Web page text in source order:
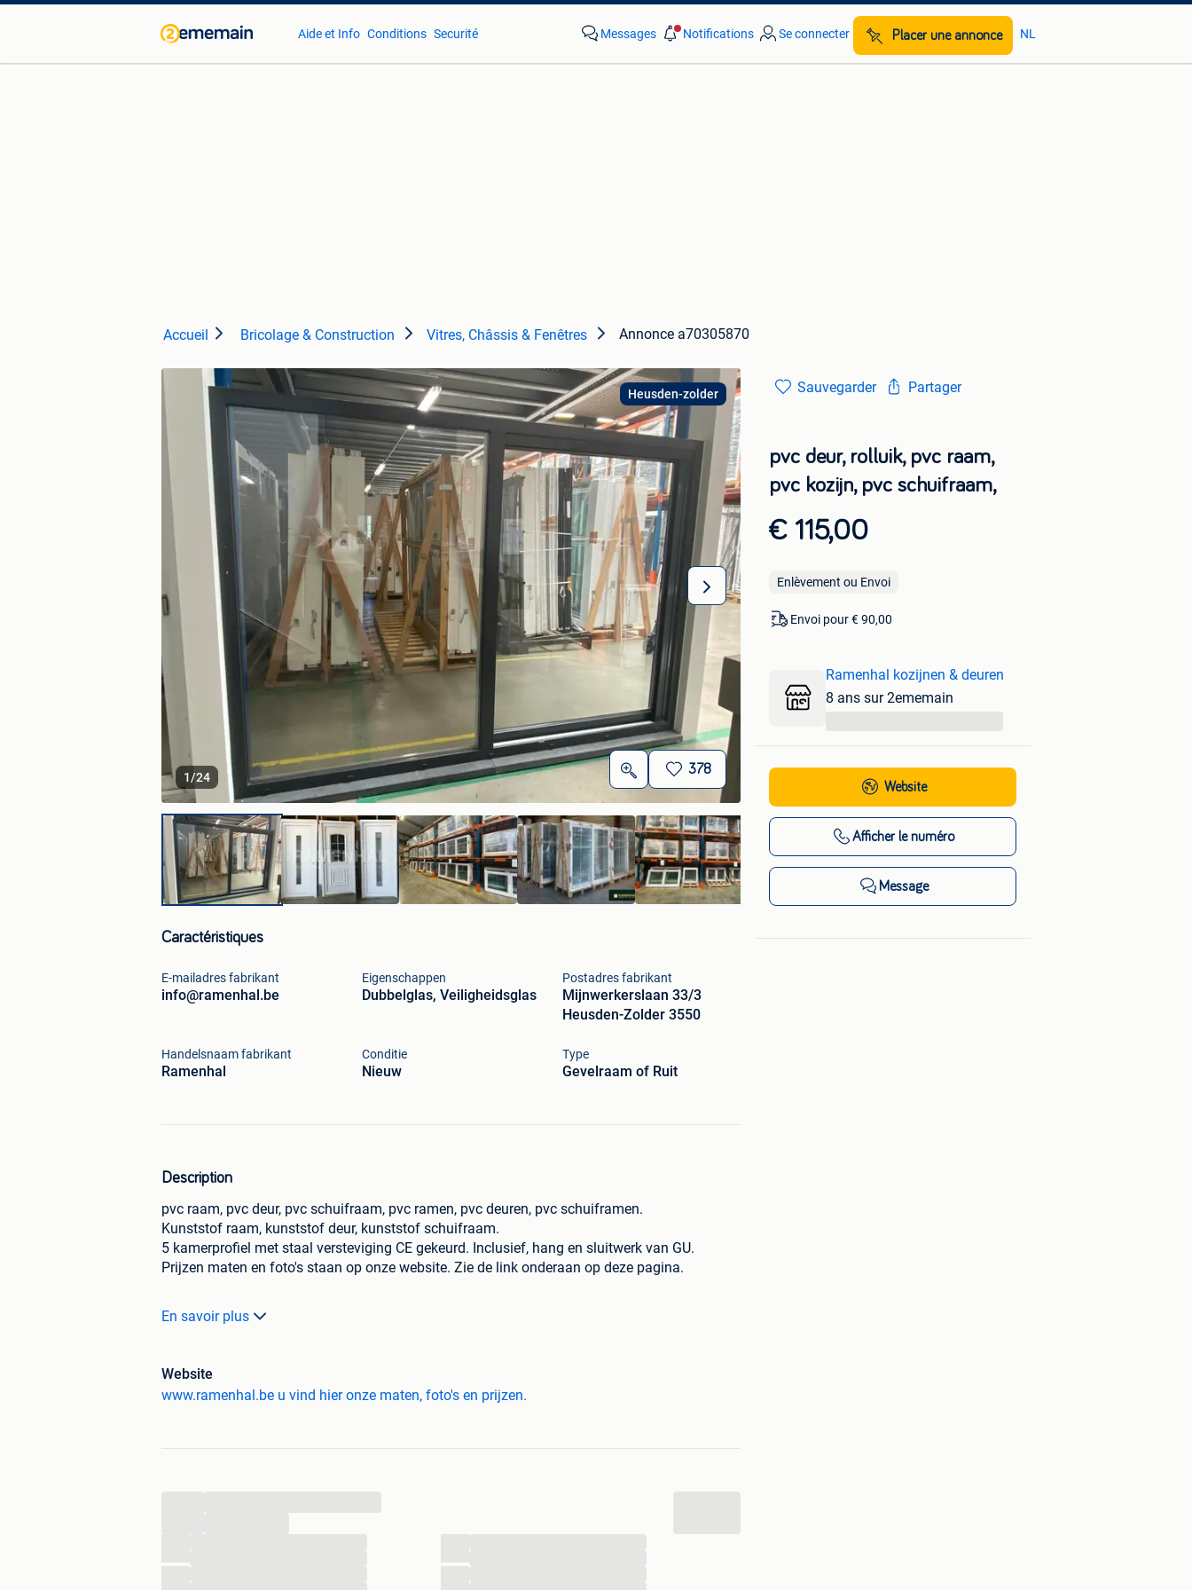
Aide et Info Conditions Securité Messages Notifications Se connecter Placer une annonce NL
Accueil Bricolage & Construction Vitres, Châssis & Fenêtres Annonce a70305870
Heusden-zolder
1/24
378
Caractéristiques
E-mailadres fabrikant
info@ramenhal.be
Eigenschappen
Dubbelglas, Veiligheidsglas
Postadres fabrikant
Mijnwerkerslaan 33/3
Heusden-Zolder 3550
Handelsnaam fabrikant
Ramenhal
Conditie
Nieuw
Type
Gevelraam of Ruit
Description
pvc raam, pvc deur, pvc schuifraam, pvc ramen, pvc deuren, pvc schuiframen.
Kunststof raam, kunststof deur, kunststof schuifraam.
5 kamerprofiel met staal versteviging CE gekeurd. Inclusief, hang en sluitwerk van GU.
Prijzen maten en foto's staan op onze website. Zie de link onderaan op deze pagina.
Alle getoonde maten zijn breedte x hoogte en zijn de totale buitenmaten, geen dagmaten.
Alle getoonde artikelen staan in meervoud op stock.
Ook maatwerk mogelijk.
Deuren vanaf 480€ excl. btw
En savoir plus
Website
www.ramenhal.be u vind hier onze maten, foto's en prijzen.
Sauvegarder Partager
pvc deur, rolluik, pvc raam,
pvc kozijn, pvc schuifraam,
€ 115,00
Enlèvement ou Envoi
Envoi pour € 90,00
Ramenhal kozijnen & deuren
8 ans sur 2ememain
Website
Afficher le numéro
Message